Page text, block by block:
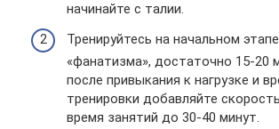
начинайте с талии.
Тренируйтесь на начальном
«фанатизма», достаточно 15-20
после привыкания к нагрузке и
тренировки добавляйте
время занятий до 30-40 минут.